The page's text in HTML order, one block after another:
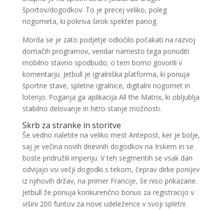
športov/dogodkov. To je precej veliko, poleg
nogometa, ki pokriva širok spekter panog.
Morda se je zato podjetje odločilo počakati na razvoj
domačih programov, vendar namesto tega ponuditi
mobilno stavno spodbudo; o tem bomo govorili v
komentarju. Jetbull je igralniška platforma, ki ponuja
športne stave, spletne igralnice, digitalni nogomet in
loterijo. Poganja ga aplikacija All the Matrix, ki obljublja
stabilno delovanje in hitro stanje možnosti.
Skrb za stranke in storitve
Še vedno naletite na veliko mest Antepost, ker je bolje,
saj je večina novih dnevnih dogodkov na Irskem in se
boste pridružili imperiju. V teh segmentih se vsak dan
odvijajo vsi večji dogodki s tekom, čeprav dirke ponijev
iz njihovih držav, na primer Francije, še niso prikazane.
Jetbull že ponuja konkurenčno bonus za registracijo v
višini 200 funtov za nove udeležence v svoji spletni